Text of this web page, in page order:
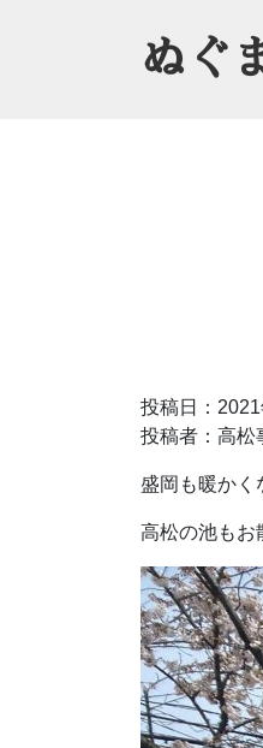
ぬぐ
投稿日：2021
投稿者：高松
盛岡も暖かく
高松の池もお